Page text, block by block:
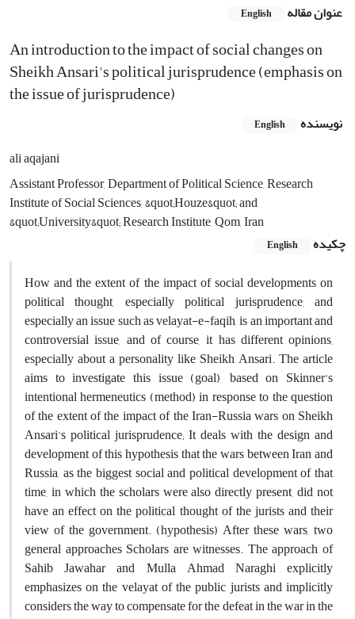
عنوان مقاله English
An introduction to the impact of social changes on
Sheikh Ansari's political jurisprudence (emphasis on
the issue of jurisprudence)
نویسنده English
ali aqajani
Assistant Professor, Department of Political Science, Research
Institute of Social Sciences, &quot;Houze&quot; and
&quot;University&quot; Research Institute, Qom, Iran
چکیده
English
How and the extent of the impact of social developments on
political thought, especially political jurisprudence, and
especially an issue such as velayat-e-faqih, is an important and
controversial issue, and of course, it has different opinions,
especially about a personality like Sheikh Ansari. The article
aims to investigate this issue (goal), based on Skinner's
intentional hermeneutics (method) in response to the question
of the extent of the impact of the Iran-Russia wars on Sheikh
Ansari's political jurisprudence; It deals with the design and
development of this hypothesis that the wars between Iran and
Russia, as the biggest social and political development of that
time, in which the scholars were also directly present, did not
have an effect on the political thought of the jurists and their
view of the government. (hypothesis) After these wars, two
general approaches Scholars are witnesses. The approach of
Sahib Jawahar and Mulla Ahmad Naraghi explicitly
emphasizes on the velayat of the public jurists and implicitly
considers the way to compensate for the defeat in the war in the